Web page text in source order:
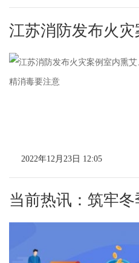
江苏消防发布火
2022年12月23日 12:05
当前热讯：筑牢